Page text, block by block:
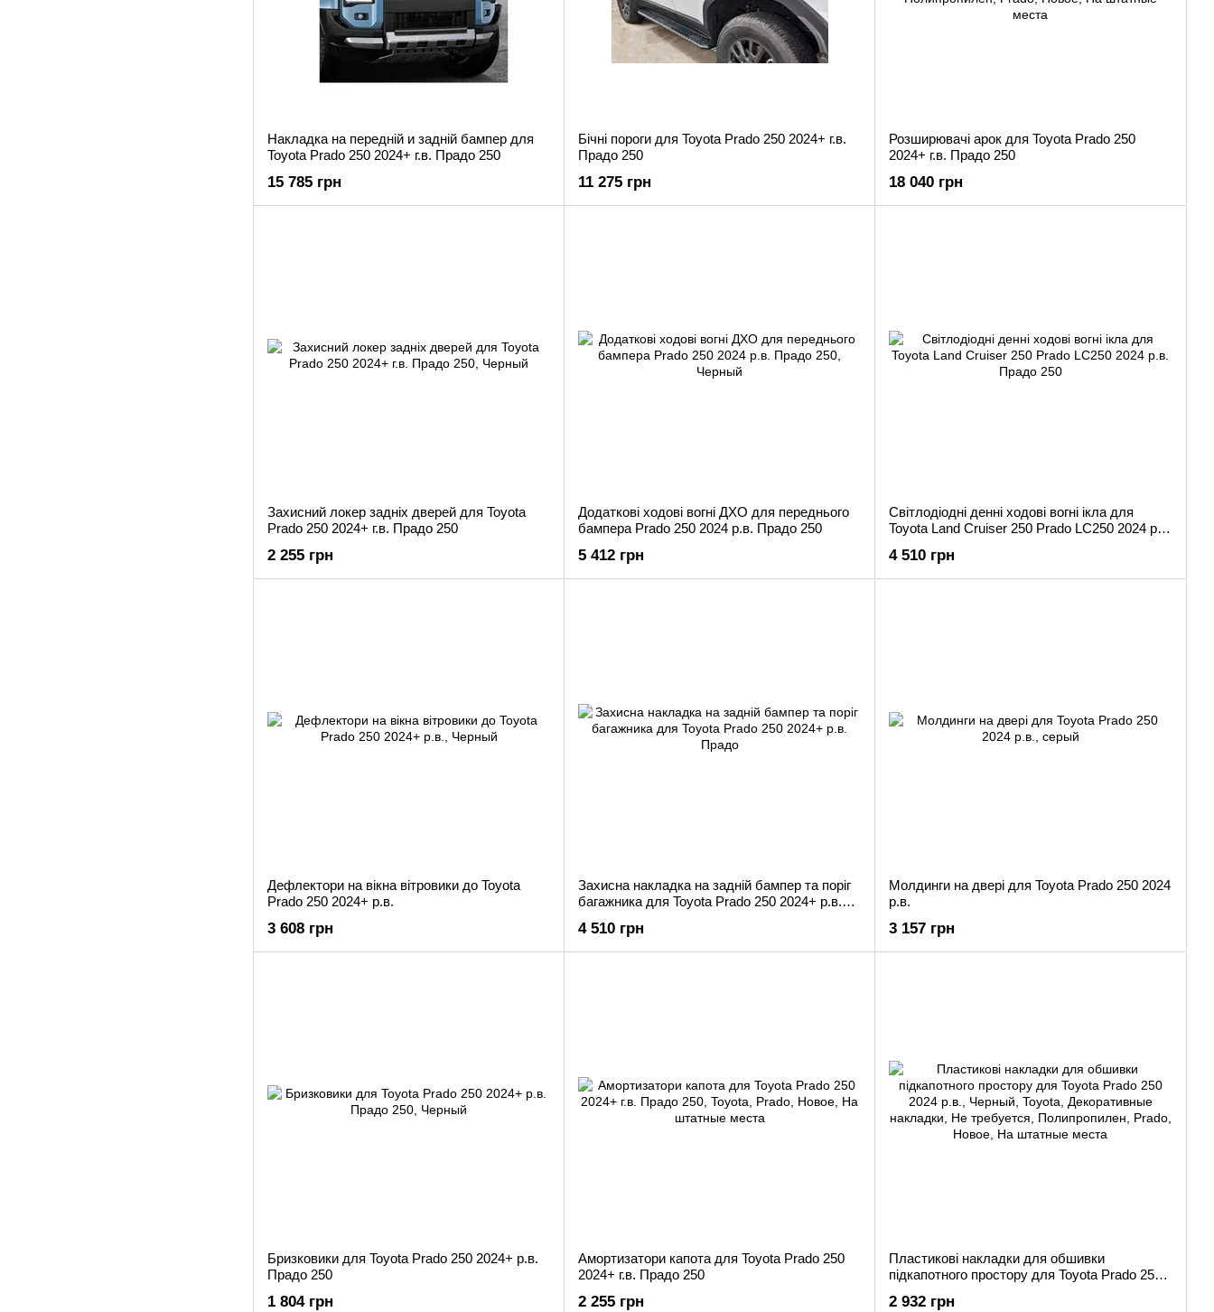
Накладка на передній и задній бампер для
Toyota Prado 250 2024+ г.в. Прадо 250
15 785 грн
Бічні пороги для Toyota Prado 250 2024+ г.в.
Прадо 250
11 275 грн
Розширювачі арок для Toyota Prado 250
2024+ г.в. Прадо 250
18 040 грн
Захисний локер задніх дверей для Toyota
Prado 250 2024+ г.в. Прадо 250
2 255 грн
Додаткові ходові вогні ДХО для переднього
бампера Prado 250 2024 р.в. Прадо 250
5 412 грн
Світлодіодні денні ходові вогні ікла для
Toyota Land Cruiser 250 Prado LC250 2024 р.в.
4 510 грн
Дефлектори на вікна вітровики до Toyota
Prado 250 2024+ р.в.
3 608 грн
Захисна накладка на задній бампер та поріг
багажника для Toyota Prado 250 2024+ р.в.
4 510 грн
Молдинги на двері для Toyota Prado 250 2024
р.в.
3 157 грн
Бризковики для Toyota Prado 250 2024+ р.в.
Прадо 250
1 804 грн
Амортизатори капота для Toyota Prado 250
2024+ г.в. Прадо 250
2 255 грн
Пластикові накладки для обшивки
підкапотного простору для Toyota Prado 250
2 932 грн